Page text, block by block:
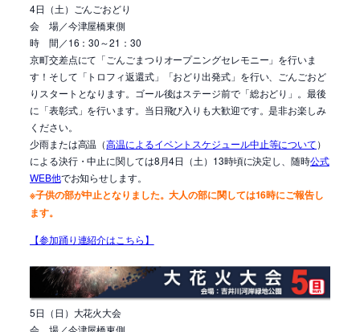
4日（土）ごんごおどり
会 場／今津屋橋東側
時 間／16：30～21：30
京町交差点にて「ごんごまつりオープニングセレモニー」を行いま
す！そして「トロフィ返還式」「おどり出発式」を行い、ごんごおど
りスタートとなります。ゴール後はステージ前で「総おどり」。最後
に「表彰式」を行います。当日飛び入りも大歓迎です。是非お楽しみ
ください。
少雨または高温（高温によるイベントスケジュール中止等について）
による決行・中止に関しては8月4日（土）13時頃に決定し、随時公式
WEB他でお知らせします。
※子供の部が中止となりました。大人の部に関しては16時にご報告し
ます。
【参加踊り連紹介はこちら】
5日（日）大花火大会
会 場／今津屋橋東側